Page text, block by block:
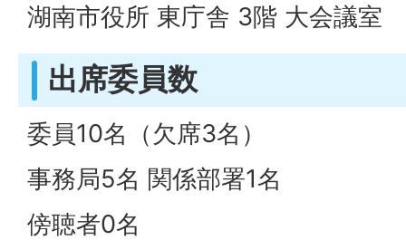
湖南市役所 東庁舎 3階 大会議室
出席委員数
委員10名（欠席3名）
事務局5名 関係部署1名
傍聴者0名